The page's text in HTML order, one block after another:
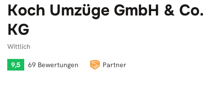
Koch Umzüge GmbH & Co.
KG
Wittlich
9,5 69 Bewertungen Partner